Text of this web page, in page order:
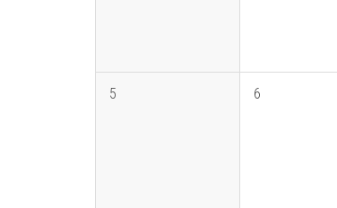
5 6